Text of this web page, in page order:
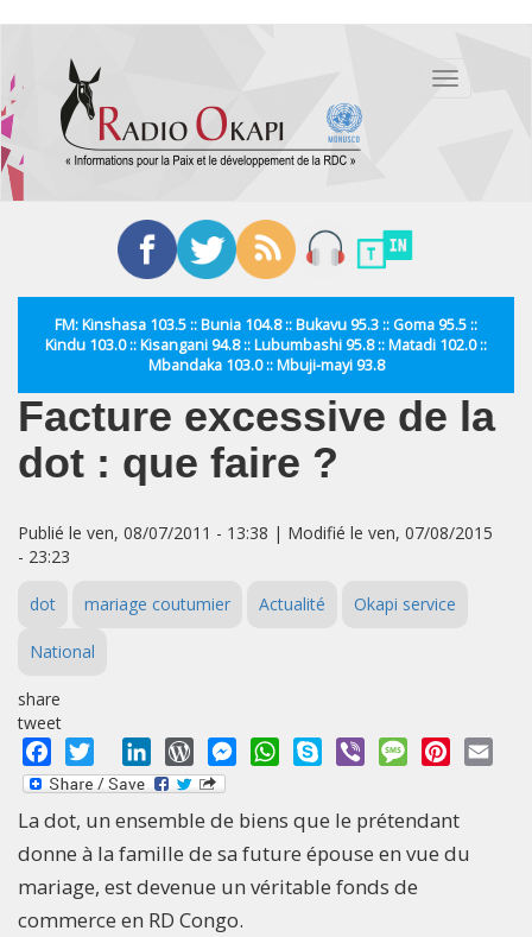
contenu
principal
Toggle
FM: Kinshasa 103.5 :: Bunia 104.8 :: Bukavu 95.3 :: Goma 95.5 ::
Kindu 103.0 :: Kisangani 94.8 :: Lubumbashi 95.8 :: Matadi 102.0 ::
Mbandaka 103.0 :: Mbuji-mayi 93.8
Facture excessive de la
dot : que faire ?
Publié le ven, 08/07/2011 - 13:38 | Modifié le ven, 07/08/2015
- 23:23
dot mariage coutumier Actualité Okapi service
National
share
tweet
Facebook
Twitter LinkedInWordPressMessengerWhatsApp
Skype Viber MessagePinterest
La dot, un ensemble de biens que le prétendant
donne à la famille de sa future épouse en vue du
mariage, est devenue un véritable fonds de
commerce en RD Congo.